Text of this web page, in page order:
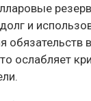
и
обязательств
ослабляет